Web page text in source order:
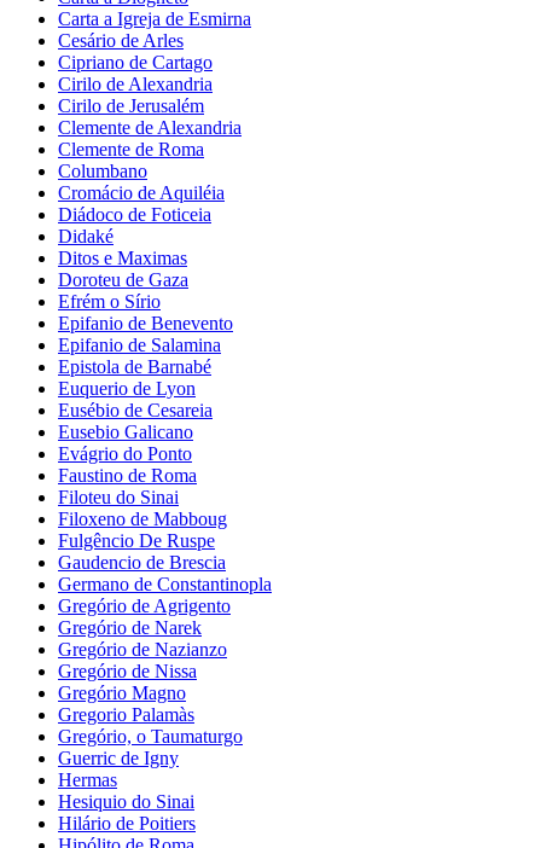
Carta a Igreja de Esmirna
Cesário de Arles
Cipriano de Cartago
Cirilo de Alexandria
Cirilo de Jerusalém
Clemente de Alexandria
Clemente de Roma
Columbano
Cromácio de Aquiléia
Diádoco de Foticeia
Didaké
Ditos e Maximas
Doroteu de Gaza
Efrém o Sírio
Epifanio de Benevento
Epifanio de Salamina
Epistola de Barnabé
Euquerio de Lyon
Eusébio de Cesareia
Eusebio Galicano
Evágrio do Ponto
Faustino de Roma
Filoteu do Sinai
Filoxeno de Mabboug
Fulgêncio De Ruspe
Gaudencio de Brescia
Germano de Constantinopla
Gregório de Agrigento
Gregório de Narek
Gregório de Nazianzo
Gregório de Nissa
Gregório Magno
Gregorio Palamàs
Gregório, o Taumaturgo
Guerric de Igny
Hermas
Hesiquio do Sinai
Hilário de Poitiers